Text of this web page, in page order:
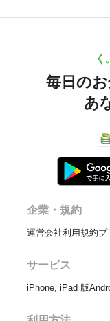
毎日のお
あ
企業・規約
運営会社利用規約プ
サービス
iPhone, iPad 版